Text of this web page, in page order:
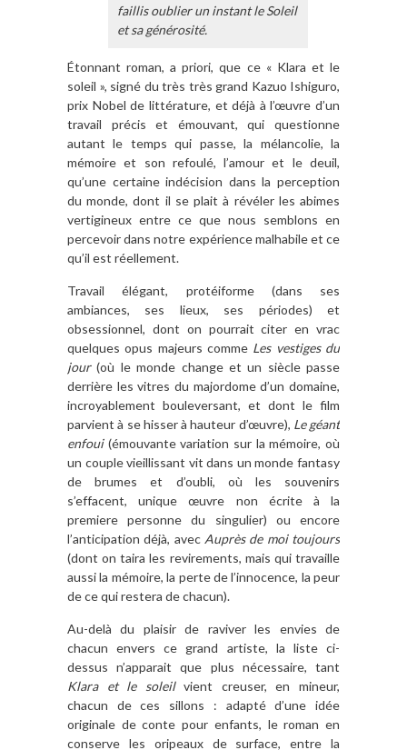
faillis oublier un instant le Soleil
et sa générosité.
Étonnant roman, a priori, que ce « Klara et le
soleil », signé du très très grand Kazuo Ishiguro,
prix Nobel de littérature, et déjà à l’œuvre d’un
travail précis et émouvant, qui questionne
autant le temps qui passe, la mélancolie, la
mémoire et son refoulé, l’amour et le deuil,
qu’une certaine indécision dans la perception
du monde, dont il se plait à révéler les abimes
vertigineux entre ce que nous semblons en
percevoir dans notre expérience malhabile et ce
qu’il est réellement.
Travail élégant, protéiforme (dans ses
ambiances, ses lieux, ses périodes) et
obsessionnel, dont on pourrait citer en vrac
quelques opus majeurs comme Les vestiges du
jour(où le monde change et un siècle passe
derrière les vitres du majordome d’un domaine,
incroyablement bouleversant, et dont le film
parvient à se hisser à hauteur d’œuvre), Le géant
enfoui (émouvante variation sur la mémoire, où
un couple vieillissant vit dans un monde fantasy
de brumes et d’oubli, où les souvenirs
s’effacent, unique œuvre non écrite à la
premiere personne du singulier) ou encore
l’anticipation déjà, avec Auprès de moi toujours
(dont on taira les revirements, mais qui travaille
aussi la mémoire, la perte de l’innocence, la peur
de ce qui restera de chacun).
Au-delà du plaisir de raviver les envies de
chacun envers ce grand artiste, la liste ci-
dessus n’apparait que plus nécessaire, tant
Klara et le soleilvient creuser, en mineur,
chacun de ces sillons : adapté d’une idée
originale de conte pour enfants, le roman en
conserve les oripeaux de surface, entre la